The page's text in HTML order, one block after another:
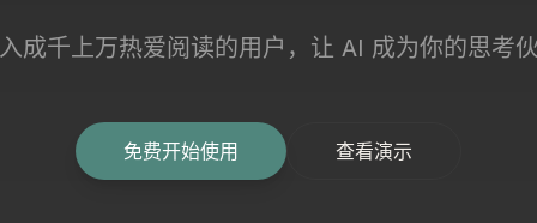
成千上万热爱阅读的用户，让 AI 成为你的思考
免费开始使用 查看演示